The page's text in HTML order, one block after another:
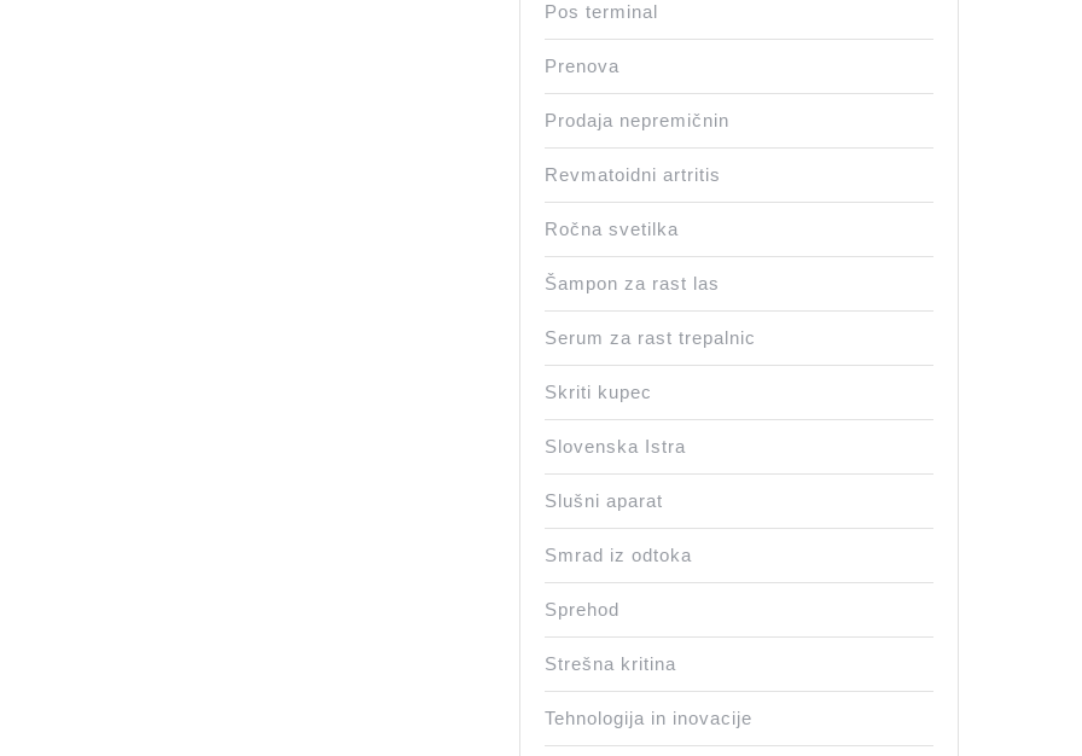
Pos terminal
Prenova
Prodaja nepremičnin
Revmatoidni artritis
Ročna svetilka
Šampon za rast las
Serum za rast trepalnic
Skriti kupec
Slovenska Istra
Slušni aparat
Smrad iz odtoka
Sprehod
Strešna kritina
Tehnologija in inovacije